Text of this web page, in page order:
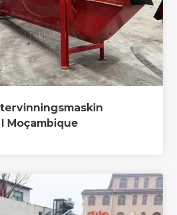
Moçambique